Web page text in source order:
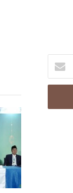
your
Email